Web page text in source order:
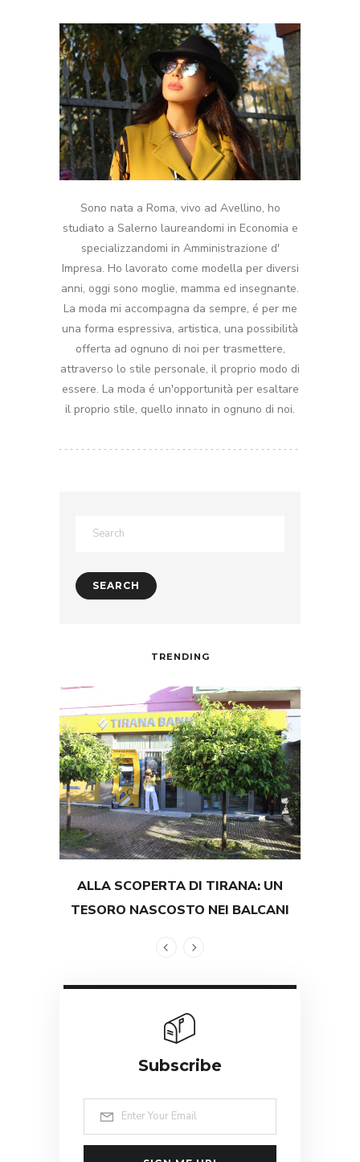
Sono nata a Roma, vivo ad Avellino, ho
studiato a Salerno laureandomi in Economia e
specializzandomi in Amministrazione d'
Impresa. Ho lavorato come modella per diversi
anni, oggi sono moglie, mamma ed insegnante.
La moda mi accompagna da sempre, é per me
una forma espressiva, artistica, una possibilità
offerta ad ognuno di noi per trasmettere,
attraverso lo stile personale, il proprio modo di
essere. La moda é un'opportunità per esaltare
il proprio stile, quello innato in ognuno di noi.
TRENDING
ALLA SCOPERTA DI TIRANA: UN
TESORO NASCOSTO NEI BALCANI
Subscribe